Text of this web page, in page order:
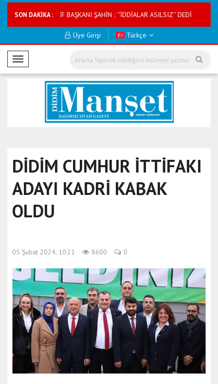
SON DAKİKA :
KOOPERATİF BAŞKANI ŞAHİN ; ''İDDİALAR ASILSIZ'' DEDİ TMVFL
Üye Girişi Türkçe
M
o
DİDİM CUMHUR İTTİFAKI
ADAYI KADRİ KABAK
OLDU
05 Şubat 2024, 10:21 8600 0